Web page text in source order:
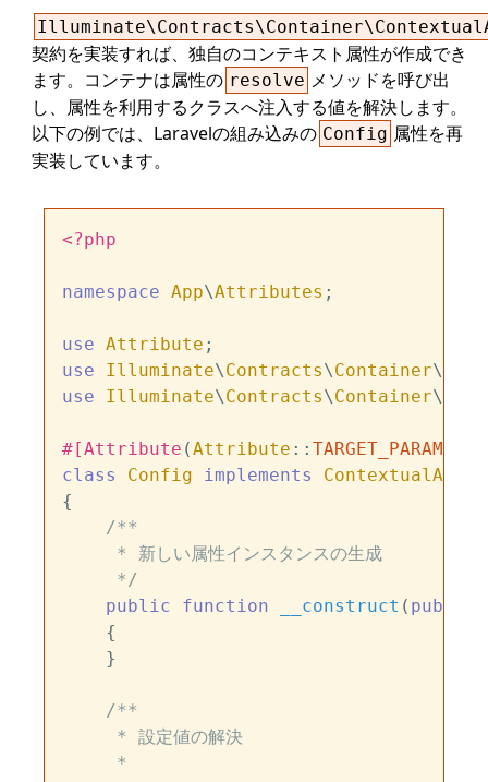
契約を実装すれば、独自のコンテキスト属性が作成でき
ます。コンテナは属性の resolve メソッドを呼び出
し、属性を利用するクラスへ注入する値を解決します。
以下の例では、Laravelの組み込みの Config 属性を再
実装しています。
<?php
namespace App\Attributes ;
use Attribute
use
Illuminate\Contracts\Container\
use
Illuminate\Contracts\Container\
#[Attribute (Attribute :: TARGET_PARAMETER
class
Config implements
{
/**
     * 新しい属性インスタンスの生成
     */
public
function __construct ( public
{
    }
/**
     * 設定値の解決
     *